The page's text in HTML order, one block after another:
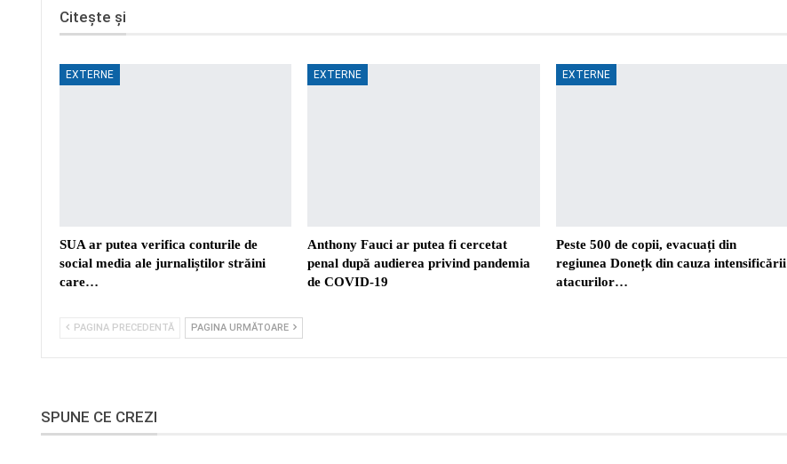
Citește și
EXTERNE
SUA ar putea verifica conturile de
social media ale jurnaliștilor străini
care…
EXTERNE
Anthony Fauci ar putea fi cercetat
penal după audierea privind pandemia
de COVID-19
EXTERNE
Peste 500 de copii, evacuați din
regiunea Donețk din cauza intensificării
atacurilor…
PAGINA PRECEDENTĂ PAGINA URMĂTOARE
SPUNE CE CREZI